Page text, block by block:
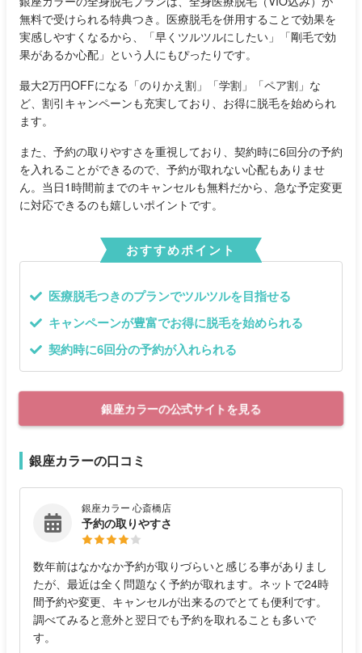
無料で受けられる特典つき。医療脱毛を併用することで効果を
実感しやすくなるから、「早くツルツルにしたい」「剛毛で効
果があるか心配」という人にもぴったりです。
最大2万円OFFになる「のりかえ割」「学割」「ペア割」な
ど、割引キャンペーンも充実しており、お得に脱毛を始められ
ます。
また、予約の取りやすさを重視しており、契約時に6回分の予約
を入れることができるので、予約が取れない心配もありませ
ん。当日1時間前までのキャンセルも無料だから、急な予定変更
に対応できるのも嬉しいポイントです。
おすすめポイント
医療脱毛つきのプランでツルツルを目指せる
キャンペーンが豊富でお得に脱毛を始められる
契約時に6回分の予約が入れられる
銀座カラーの公式サイトを見る
銀座カラーの口コミ
銀座カラー 心斎橋店
予約の取りやすさ
数年前はなかなか予約が取りづらいと感じる事がありまし
たが、最近は全く問題なく予約が取れます。ネットで24時
間予約や変更、キャンセルが出来るのでとても便利です。
調べてみると意外と翌日でも予約を取れることも多いで
す。